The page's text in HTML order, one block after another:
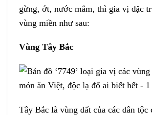
gừng, ớt, nước mắm, thì gia vị đặc
vùng miền như sau:
Vùng Tây Bắc
Tây Bắc là vùng đất của các dân tộc